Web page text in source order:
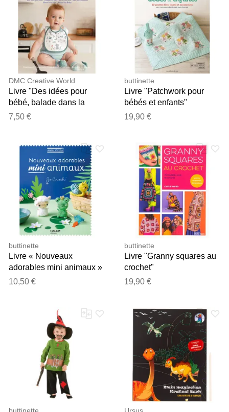
DMC Creative World
Livre "Des idées pour
bébé, balade dans la
forêt"
7,50 €
buttinette
Livre "Patchwork pour
bébés et enfants"
19,90 €
buttinette
Livre « Nouveaux
adorables mini animaux »
10,50 €
buttinette
Livre "Granny squares au
crochet"
19,90 €
buttinette Ursus